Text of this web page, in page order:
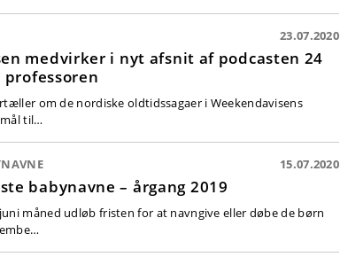
23.07.2020
medvirker i nyt afsnit af podcasten 24
om de nordiske oldtidssagaer i Weekendavisens
til…
15.07.2020
babynavne – årgang 2019
måned udløb fristen for at navngive eller døbe de børn